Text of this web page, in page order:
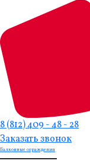
8 (812) 409 - 48 - 28
Заказать звонок
Балконные ограждения